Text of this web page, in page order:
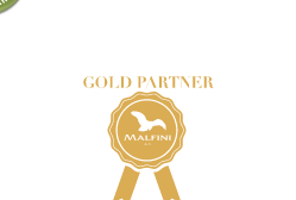
lucru CXS STRETCH